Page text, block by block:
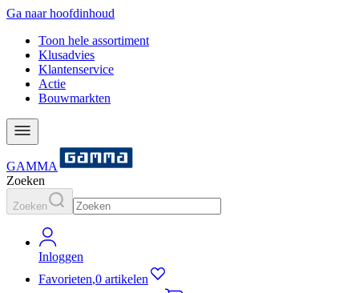
Ga naar hoofdinhoud
Toon hele assortiment
Klusadvies
Klantenservice
Actie
Bouwmarkten
GAMMA
Zoeken
Zoeken
Inloggen
Favorieten,0 artikelen